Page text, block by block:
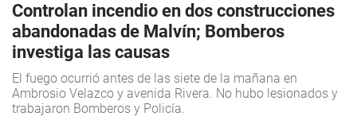
Controlan incendio en dos construcciones
abandonadas de Malvín; Bomberos
investiga las causas
El fuego ocurrió antes de las siete de la mañana en
Ambrosio Velazco y avenida Rivera. No hubo lesionados y
trabajaron Bomberos y Policía.